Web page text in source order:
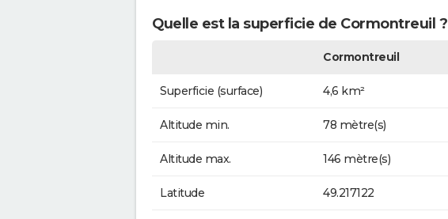
Quelle est la superficie de Cormontreuil ?
Cormontreuil
Superficie (surface) 4,6 km²
Altitude min. 78 mètre(s)
Altitude max. 146 mètre(s)
Latitude 49.217122